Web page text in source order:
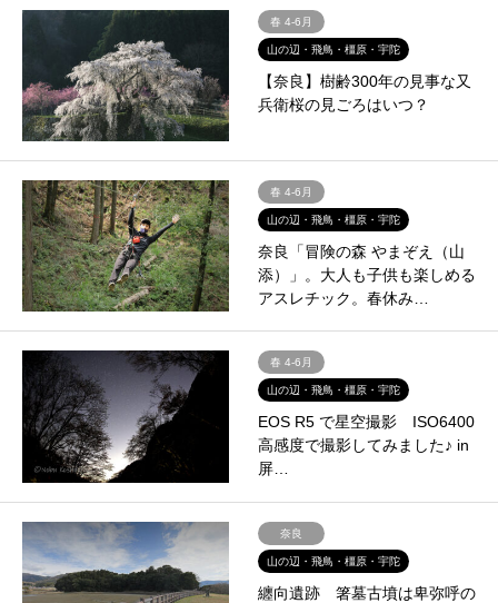
春 4-6月
山の辺・飛鳥・橿原・宇陀
【奈良】樹齢300年の見事な又
兵衛桜の見ごろはいつ？
春 4-6月
山の辺・飛鳥・橿原・宇陀
奈良「冒険の森 やまぞえ（山
添）」。大人も子供も楽しめる
アスレチック。春休み…
春 4-6月
山の辺・飛鳥・橿原・宇陀
EOS R5 で星空撮影 ISO6400
高感度で撮影してみました♪ in
屏…
奈良
山の辺・飛鳥・橿原・宇陀
纏向遺跡 箸墓古墳は卑弥呼の